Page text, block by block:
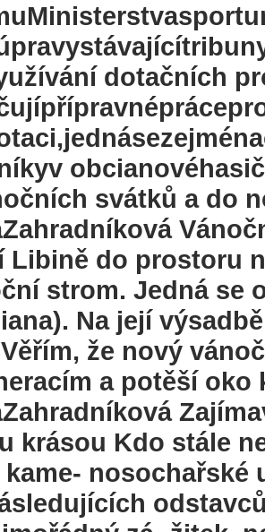
dotačních
svátků a do
Libině do prostoru
strom. Jedná se
Na její
že nový
a potěší
krásou Kdo stále
nosochařské